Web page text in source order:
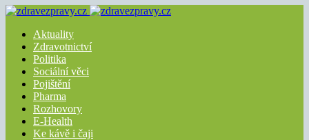
Aktuality
Zdravotnictví
Politika
Sociální věci
Pojištění
Pharma
Rozhovory
E-Health
Ke kávě i čaji